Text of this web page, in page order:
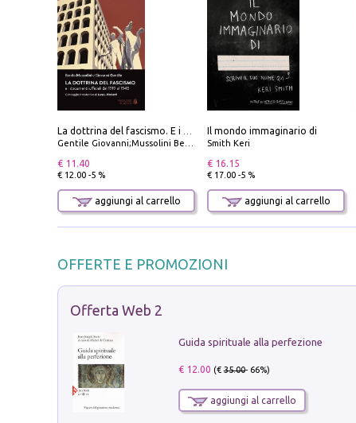
Gentile Giovanni;Mussolini Benito
€ 11.40
€ 12.00 -5 %
aggiungi al carrello
Il mondo immaginario di
Smith Keri
€ 16.15
€ 17.00 -5 %
aggiungi al carrello
OFFERTE E PROMOZIONI
Offerta Web 2
Guida spirituale alla perfezione
€ 12.00 (€35.00- 66%)
aggiungi al carrello